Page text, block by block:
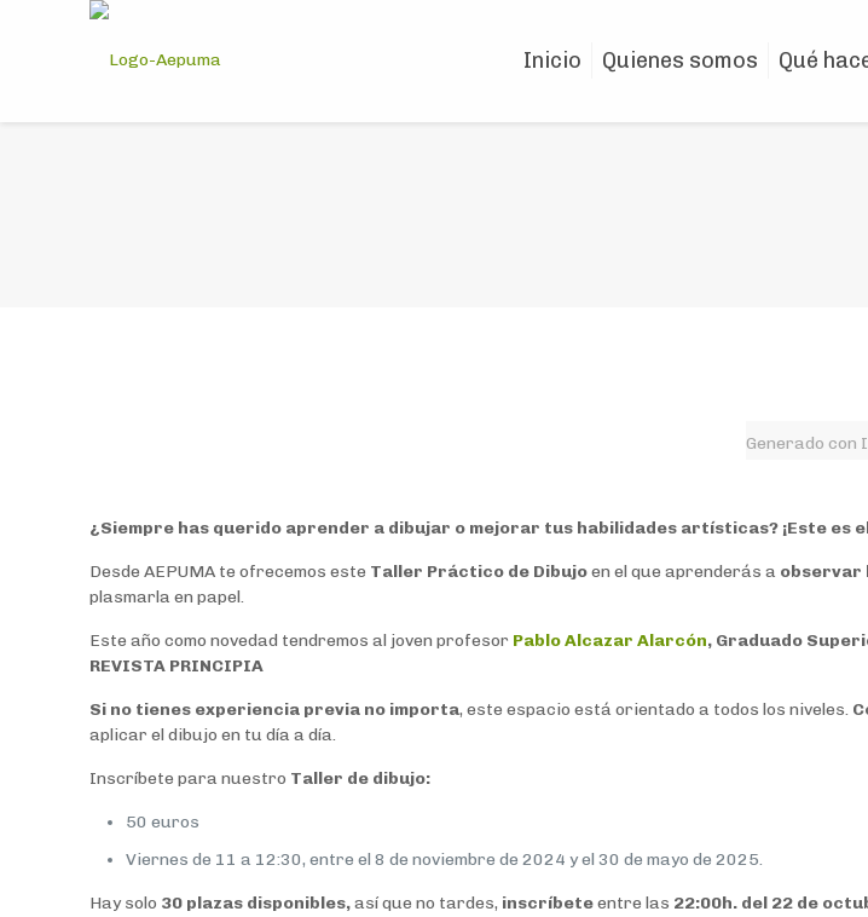
Inicio Quienes somos Qué
Generado con
¿Siempre has querido aprender a dibujar o mejorar tus habilidades artísticas? ¡Este es
Desde AEPUMA te ofrecemos este Taller Práctico de Dibujoen el que aprenderás a observar
plasmarla en papel.
Este año como novedad tendremos al joven profesor Pablo Alcazar Alarcón, Graduado
REVISTA PRINCIPIA
Si no tienes experiencia previa no importa, este espacio está orientado a todos los niveles.
aplicar el dibujo en tu día a día.
Inscríbete para nuestro Taller de dibujo:
50 euros
Viernes de 11 a 12:30, entre el 8 de noviembre de 2024 y el 30 de mayo de 2025.
Hay solo 30 plazas disponibles,así que no tardes, inscríbeteentre las 22:00h. del 22 de